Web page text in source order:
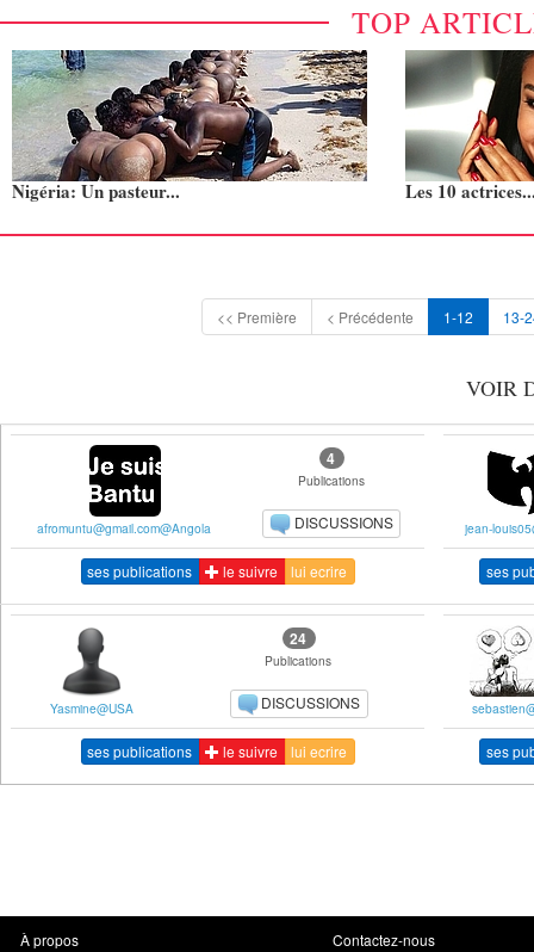
TOP
Nigéria: Un pasteur... Les 10
<< Première < Précédente 1-12 13-
VOIR
afromuntu@gmail.com@Angola
4
Publications
DISCUSSIONS
ses publications le suivre lui ecrire
jean-
ses
Yasmine@USA
24
Publications
DISCUSSIONS
ses publications le suivre lui ecrire ses
À propos
Contactez-nous